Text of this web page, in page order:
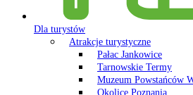
Dla turystów
Atrakcje turystyczne
Pałac Jankowice
Tarnowskie Termy
Muzeum Powstańców
Okolice Poznania